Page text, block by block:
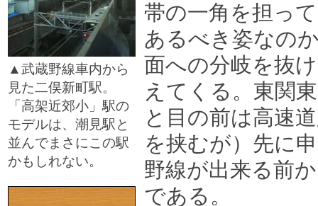
▲武蔵野線車内から
見た二俣新町駅。
「高架近郊小」駅の
モデルは、潮見駅と
並んでまさにこの駅
かもしれない。
帯の一角を担っ
あるべき姿なの
面への分岐を抜
えてくる。東関
と目の前は高速
を挟むが）先に
野線が出来る前
である。